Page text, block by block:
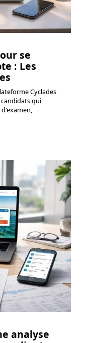
se
: Les
Cyclades
qui
analyse